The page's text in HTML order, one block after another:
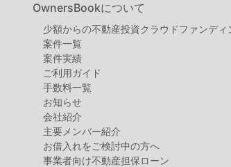
OwnersBookについて
少額からの不動産投資クラウドファンディ
案件⼀覧
案件実績
ご利用ガイド
手数料一覧
お知らせ
会社紹介
主要メンバー紹介
お借入れをご検討中の方へ
事業者向け不動産担保ローン